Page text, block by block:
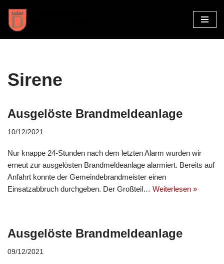
Zum
Inhalt
Sirene
Ausgelöste Brandmeldeanlage
10/12/2021
Nur knappe 24-Stunden nach dem letzten Alarm wurden wir
erneut zur ausgelösten Brandmeldeanlage alarmiert. Bereits auf
Anfahrt konnte der Gemeindebrandmeister einen
Einsatzabbruch durchgeben. Der Großteil… Weiterlesen »
Ausgelöste Brandmeldeanlage
09/12/2021